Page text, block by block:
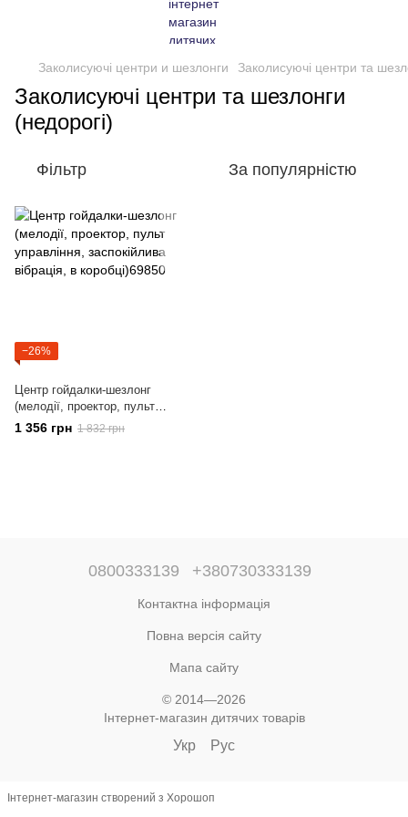
Заколисуючі центри и шезлонги Заколисуючі центри та
Заколисуючі центри та шезлонги
(недорогі)
Фільтр За популярністю
−26%
Центр гойдалки-шезлонг
(мелодії, проектор, пульт
управління, заспокійлива
вібрація, в коробці)69850
1 356 грн 1 832 грн
0800333139 +380730333139
Контактна інформація
Повна версія сайту
Мапа сайту
© 2014—2026
Інтернет-магазин дитячих товарів
Укр Рус
Інтернет-магазин створений з Хорошоп